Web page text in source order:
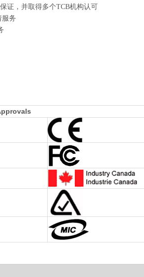
证，并取得多个TCB机构认可
服务